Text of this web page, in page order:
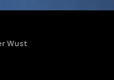
Wust